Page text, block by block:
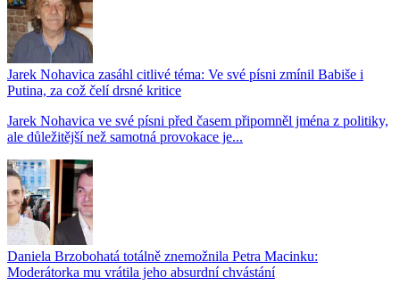
Jarek Nohavica zasáhl citlivé téma: Ve své písni zmínil Babiše i
Putina, za což čelí drsné kritice
Jarek Nohavica ve své písni před časem připomněl jména z politiky,
ale důležitější než samotná provokace je...
Daniela Brzobohatá totálně znemožnila Petra Macinku:
Moderátorka mu vrátila jeho absurdní chvástání